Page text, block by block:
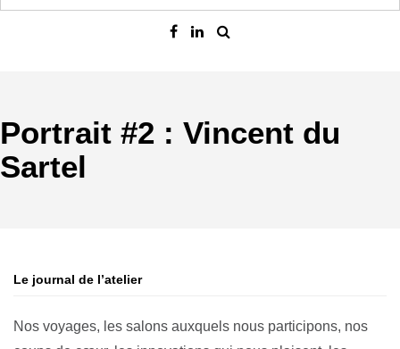
Portrait #2 : Vincent du
Sartel
Le journal de l’atelier
Nos voyages, les salons auxquels nous participons, nos